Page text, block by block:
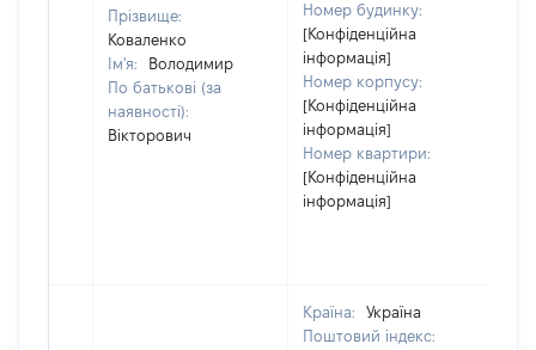
Прізвище:
Коваленко
Ім'я:
Володимир
По батькові (за
наявності):
Вікторович
Номер будинку:
[Конфіденційна
інформація]
Номер корпусу:
[Конфіденційна
інформація]
Номер квартири:
[Конфіденційна
інформація]
Країна:
Україна
Поштовий індекс: